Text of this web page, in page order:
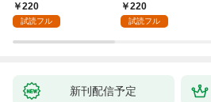
220
試読フル
220
試読フル
新刊配信予定